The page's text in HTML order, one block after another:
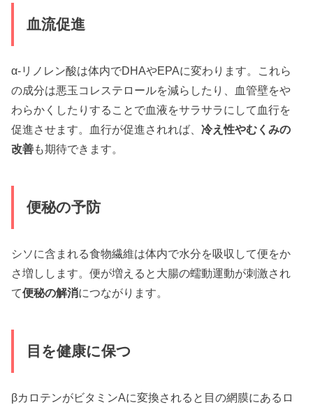
血流促進
α-リノレン酸は体内でDHAやEPAに変わります。これら
の成分は悪玉コレステロールを減らしたり、血管壁をや
わらかくしたりすることで血液をサラサラにして血行を
促進させます。血行が促進されれば、冷え性やむくみの
改善も期待できます。
便秘の予防
シソに含まれる食物繊維は体内で水分を吸収して便をか
さ増しします。便が増えると大腸の蠕動運動が刺激され
て便秘の解消につながります。
目を健康に保つ
βカロテンがビタミンAに変換されると目の網膜にあるロ